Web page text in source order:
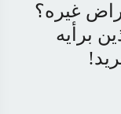
غيره؟
برأيه
!